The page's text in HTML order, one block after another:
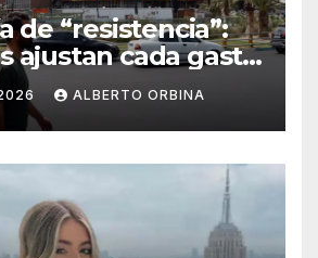
de “resistencia”:
ajustan cada gasto
tras cinco
guerra contra
e Israel
ALBERTO ORBINA